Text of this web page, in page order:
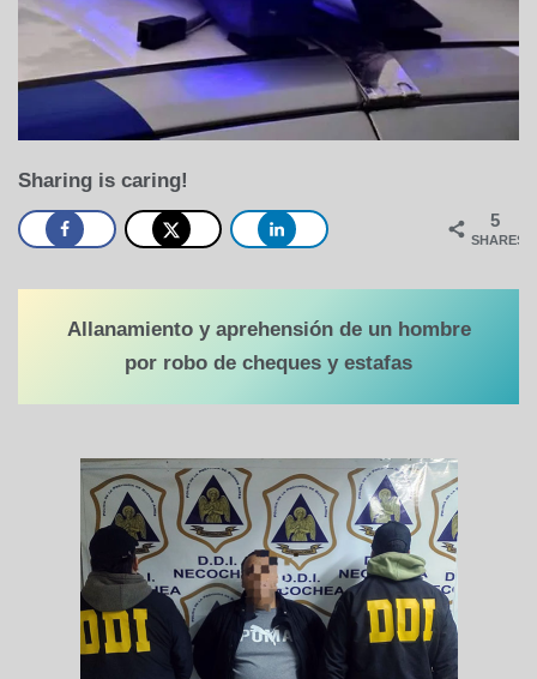
Sharing is caring!
5
SHARES
Allanamiento y aprehensión de un hombre
por robo de cheques y estafas